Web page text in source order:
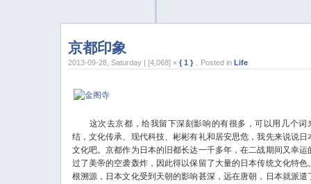
京都印象
2013-09-28, Saturday | [4,068] ×{ 1 } ，Posted inLife
这次去京都，给我留下深刻影响的有很多，可以用几个词
结，文化传承、现代科技、彬彬有礼和居安思危，我先来说说日
文化吧。京都作为日本的旧都长达一千多年，在二战期间又幸运
过了美帝的空袭轰炸，因此得以保留了大量的日本传统文化特色
根溯源，日本文化受到天朝的影响甚深，远在唐朝，日本就派遣